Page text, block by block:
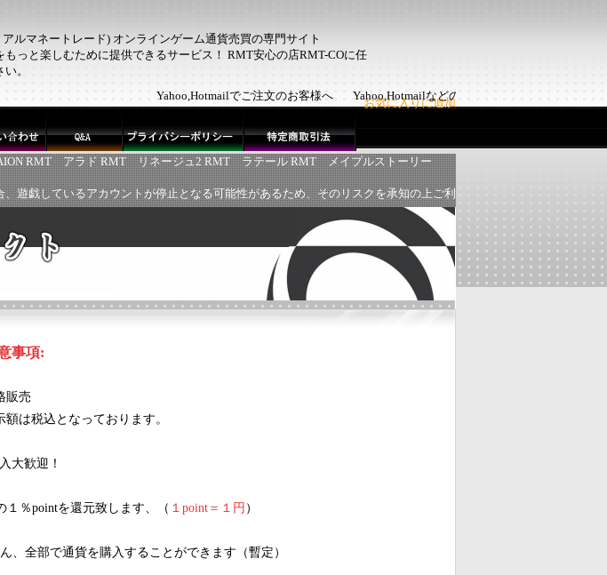
ルマネートレード) オンラインゲーム通貨売買の専門サイト
もっと楽しむために提供できるサービス！ RMT安心の店RMT-COに任
。
お気に入りに追加
Yahoo,Hotmailでご注文のお客様へ Yahoo,Hotmailなどのフリーメールでご注文のお客
RMT アラド RMT リネージュ2 RMT ラテール RMT
メイプルストーリー
遊戯しているアカウントが停止となる可能性があるため、そのリスクを承知の上ご利
事項:
販売
は税込となっております。
大歓迎！
１％pointを還元致します、（ １point＝１円 ）
、全部で通貨を購入することができます（暫定）